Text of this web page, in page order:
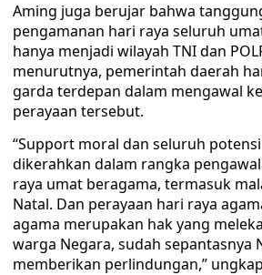
Aming juga berujar bahwa
pengamanan hari raya seluruh
hanya menjadi wilayah TNI dan
menurutnya, pemerintah daerah
garda terdepan dalam mengawal
perayaan tersebut.
“Support moral dan seluruh
dikerahkan dalam rangka
raya umat beragama, termasuk
Natal. Dan perayaan hari raya
agama merupakan hak yang
warga Negara, sudah sepantasnya
memberikan perlindungan,”